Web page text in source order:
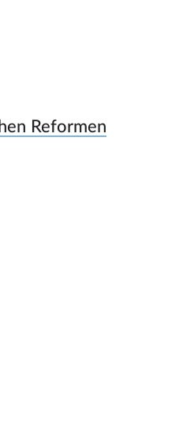
Reformen